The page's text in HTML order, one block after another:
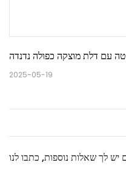
עם דלת מוצקה כפולה נדנדה
2025-05-19
יש לך שאלות נוספות, כתבו לנו